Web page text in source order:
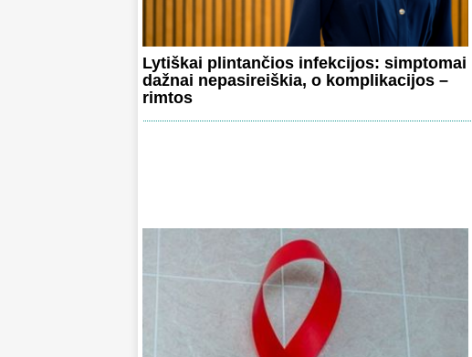
Lytiškai plintančios infekcijos: simptomai
dažnai nepasireiškia, o komplikacijos –
rimtos